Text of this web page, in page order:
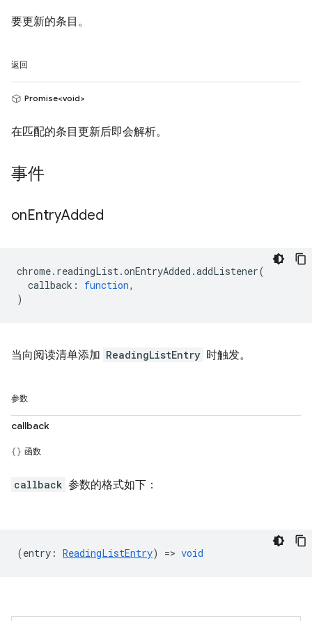
要更新的条目。
返回
Promise<void>
在匹配的条目更新后即会解析。
事件
onEntryAdded
chrome. readingList .onEntryAdded .addListener(
callback : function,
)
当向阅读清单添加 ReadingListEntry 时触发。
参数
callback
函数
callback 参数的格式如下：
(entry : ReadingListEntry) => void